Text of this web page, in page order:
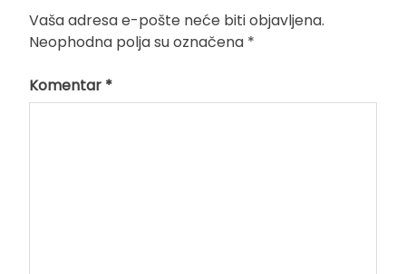
Vaša adresa e-pošte neće biti objavljena.
Neophodna polja su označena *
Komentar *